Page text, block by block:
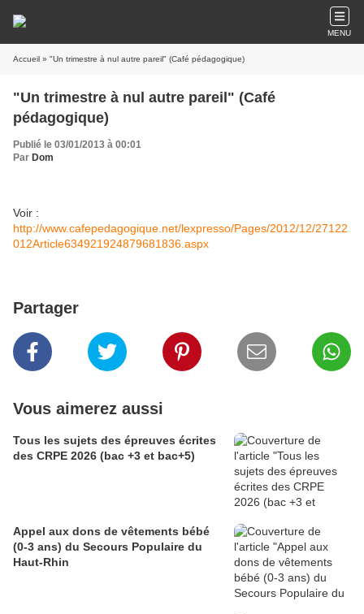
MENU
Accueil » "Un trimestre à nul autre pareil" (Café pédagogique)
"Un trimestre à nul autre pareil" (Café
pédagogique)
Publié le 03/01/2013 à 00:01
Par Dom
Voir :
http://www.cafepedagogique.net/lexpresso/Pages/2012/12/27122
012Article634921924879681836.aspx
Partager
Vous aimerez aussi
Tous les sujets des épreuves écrites
des CRPE 2026 (bac +3 et bac+5)
Appel aux dons de vêtements bébé
(0-3 ans) du Secours Populaire du
Haut-Rhin